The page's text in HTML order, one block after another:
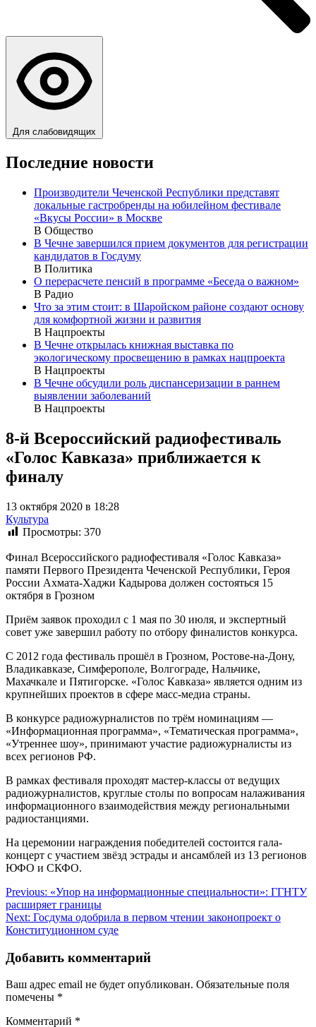
Для слабовидящих
Последние новости
Производители Чеченской Республики представят
локальные гастробренды на юбилейном фестивале
«Вкусы России» в Москве
В Общество
В Чечне завершился прием документов для регистрации
кандидатов в Госдуму
В Политика
О перерасчете пенсий в программе «Беседа о важном»
В Радио
Что за этим стоит: в Шаройском районе создают основу
для комфортной жизни и развития
В Нацпроекты
В Чечне открылась книжная выставка по
экологическому просвещению в рамках нацпроекта
В Нацпроекты
В Чечне обсудили роль диспансеризации в раннем
выявлении заболеваний
В Нацпроекты
8-й Всероссийский радиофестиваль
«Голос Кавказа» приближается к
финалу
13 октября 2020 в 18:28
Культура
Просмотры: 370
Финал Всероссийского радиофестиваля «Голос Кавказа»
памяти Первого Президента Чеченской Республики, Героя
России Ахмата-Хаджи Кадырова должен состояться 15
октября в Грозном
Приём заявок проходил с 1 мая по 30 июля, и экспертный
совет уже завершил работу по отбору финалистов конкурса.
С 2012 года фестиваль прошёл в Грозном, Ростове-на-Дону,
Владикавказе, Симферополе, Волгограде, Нальчике,
Махачкале и Пятигорске. «Голос Кавказа» является одним из
крупнейших проектов в сфере масс-медиа страны.
В конкурсе радиожурналистов по трём номинациям —
«Информационная программа», «Тематическая программа»,
«Утреннее шоу», принимают участие радиожурналисты из
всех регионов РФ.
В рамках фестиваля проходят мастер-классы от ведущих
радиожурналистов, круглые столы по вопросам налаживания
информационного взаимодействия между региональными
радиостанциями.
На церемонии награждения победителей состоится гала-
концерт с участием звёзд эстрады и ансамблей из 13 регионов
ЮФО и СКФО.
Навигация
по
записям
Previous: «Упор на информационные специальности»: ГГНТУ
расширяет границы
Next: Госдума одобрила в первом чтении законопроект о
Конституционном суде
Добавить комментарий
Ваш адрес email не будет опубликован. Обязательные поля
помечены *
Комментарий *